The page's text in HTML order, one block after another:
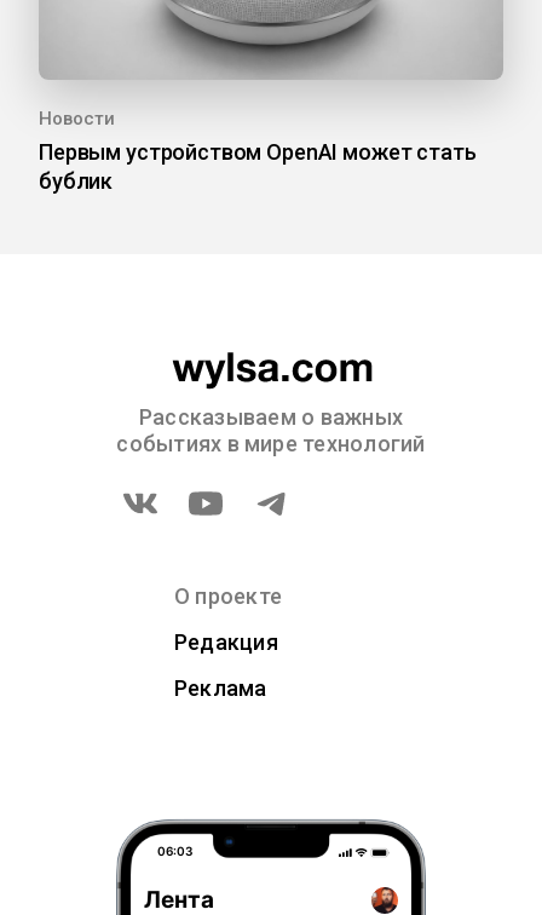
Новости
Первым устройством OpenAI может стать
бублик
Рассказываем о важных
событиях в мире технологий
О проекте
Редакция
Реклама
06:03
Лента